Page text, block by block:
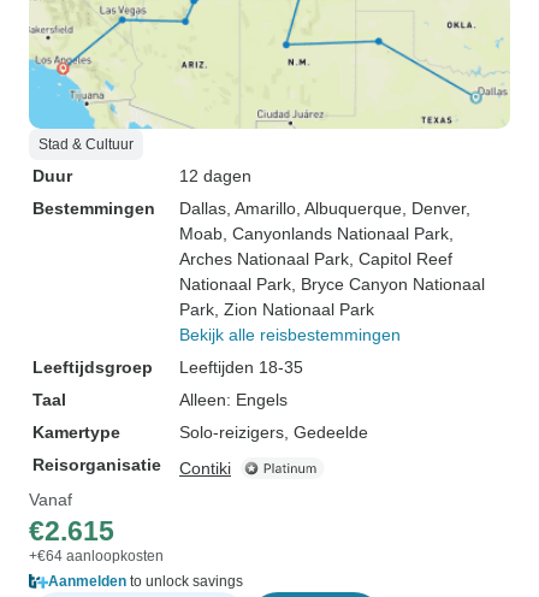
Stad & Cultuur
Duur
12 dagen
Bestemmingen
Dallas , Amarillo , Albuquerque , Denver,
Moab , Canyonlands Nationaal Park
Arches Nationaal Park , Capitol Reef
Nationaal Park , Bryce Canyon Nationaal
Park , Zion Nationaal Park
Bekijk alle reisbestemmingen
Leeftijdsgroep
Leeftijden 18-35
Taal
Alleen: Engels
Kamertype
Solo-reizigers, Gedeelde
Reisorganisatie
Contiki
Vanaf
€2.615
+€64 aanloopkosten
Aanmelden to unlock savings